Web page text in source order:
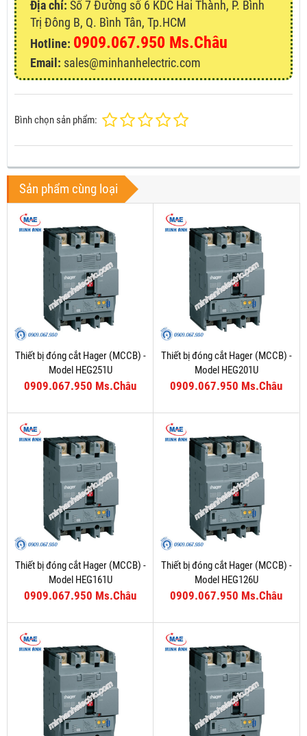
Địa chỉ: Số 7 Đường số 6 KDC Hai Thành, P. Bình
Trị Đông B, Q. Bình Tân, Tp.HCM
Hotline: 0909.067.950 Ms.Châu
Email: sales@minhanhelectric.com
Bình chọn sản phẩm:
Sản phẩm cùng loại
Thiết bị đóng cắt Hager (MCCB) -
Model HEG251U
0909.067.950 Ms.Châu
Thiết bị đóng cắt Hager (MCCB) -
Model HEG201U
0909.067.950 Ms.Châu
Thiết bị đóng cắt Hager (MCCB) -
Model HEG161U
0909.067.950 Ms.Châu
Thiết bị đóng cắt Hager (MCCB) -
Model HEG126U
0909.067.950 Ms.Châu